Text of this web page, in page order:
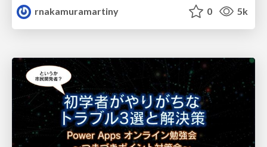
rnakamuramartiny
0 5k